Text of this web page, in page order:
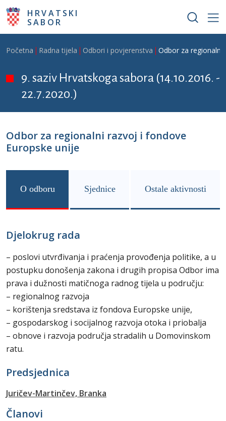
Skoči na glavni sadržaj
HRVATSKI
SABOR
Breadcrumb
Početna Radna tijela Odbori i povjerenstva Odbor za regionalni
9. saziv Hrvatskoga sabora (14.10.2016. -
22.7.2020.)
Odbor za regionalni razvoj i fondove
Europske unije
O odboru Sjednice Ostale aktivnosti
Djelokrug rada
– poslovi utvrđivanja i praćenja provođenja politike, a u
postupku donošenja zakona i drugih propisa Odbor ima
prava i dužnosti matičnoga radnog tijela u području:
– regionalnog razvoja
– korištenja sredstava iz fondova Europske unije,
– gospodarskog i socijalnog razvoja otoka i priobalja
– obnove i razvoja područja stradalih u Domovinskom
ratu.
Predsjednica
Juričev-Martinčev, Branka
Članovi